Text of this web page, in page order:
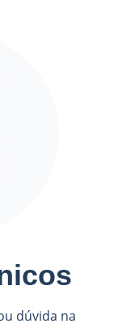
dúvida na